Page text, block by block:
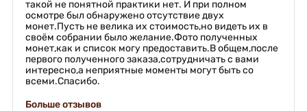
такой не понятной практики нет. И при полном
осмотре был обнаружено отсутствие двух
монет.Пусть не велика их стоимость,но видеть их в
своём собрании было желание.Фото полученных
монет,как и список могу предоставить.В общем,после
первого полученного заказа,сотрудничать с вами
интересно,а неприятные моменты могут быть со
всеми.Спасибо.
Больше отзывов